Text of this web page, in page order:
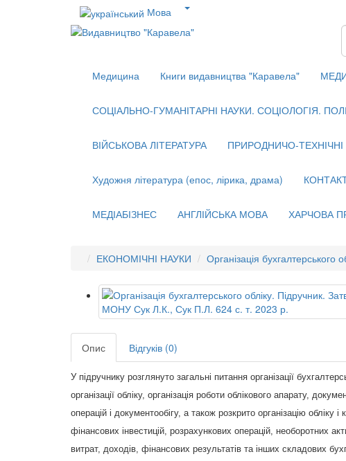
Мова
Медицина Книги видавництва "Каравела"
СОЦІАЛЬНО-ГУМАНІТАРНІ НАУКИ. СОЦІОЛОГІЯ.
ВІЙСЬКОВА ЛІТЕРАТУРА ПРИРОДНИЧО-ТЕХНІЧНІ
Художня література (епос, лірика, драма)
МЕДІАБІЗНЕС АНГЛІЙСЬКА МОВА ХАРЧОВА
ЕКОНОМІЧНІ НАУКИ Організація
Опис Відгуків (0)
У підручнику розглянуто загальні питання організації
організації обліку, організація роботи облікового апарату,
операцій і документообігу, а також розкрито організацію обліку
фінансових інвестицій, розрахункових операцій, необоротних
витрат, доходів, фінансових результатів та інших складових